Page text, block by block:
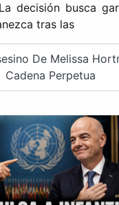
decisión busca
tras las
De Melissa
Cadena Perpetua